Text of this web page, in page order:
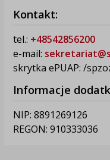
Kontakt:
tel.: +48542856200
e-mail:
skrytka ePUAP: /
Informacje
NIP: 8891269126
REGON: 910333036